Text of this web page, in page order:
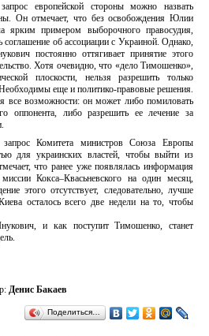
европейской стороны можно назвать
Он отмечает, что без освобождения Юлии
ярким примером выборочного правосудия,
соглашение об ассоциации с Украиной. Однако,
постоянно оттягивает принятие этого
Хотя очевидно, что «дело Тимошенко»,
плоскости, нельзя разрешить только
еще и политико-правовые решения.
все возможности: он может либо помиловать
оппонента, либо разрешить ее лечение за
Комитета министров Союза Европы
для украинских властей, чтобы выйти из
что ранее уже появлялась информация
миссии Кокса–Квасьневского на один месяц,
этого отсутствует, следовательно, лучше
осталось всего две недели на то, чтобы
и как поступит Тимошенко, станет
Денис Бакаев
Поделиться…